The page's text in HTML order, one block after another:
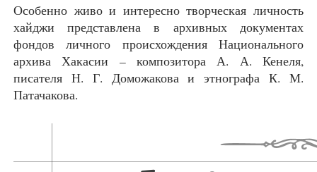
Особенно живо и интересно творческая личность
хайджи представлена в архивных документах
фондов личного происхождения Национального
архива Хакасии – композитора А. А. Кенеля,
писателя Н. Г. Доможакова и этнографа К. М.
Патачакова.